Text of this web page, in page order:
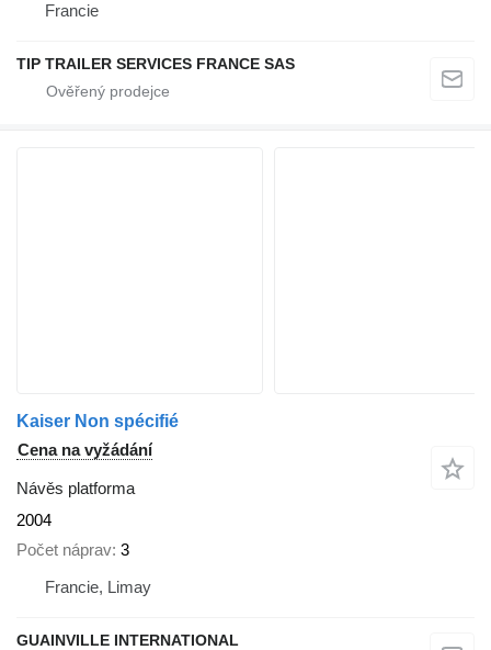
Francie
TIP TRAILER SERVICES FRANCE SAS
Kaiser Non spécifié
Cena na vyžádání
Návěs platforma
2004
Počet náprav 3
Francie, Limay
GUAINVILLE INTERNATIONAL